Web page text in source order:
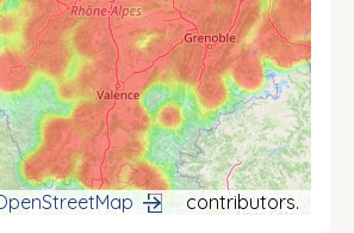
contributors.